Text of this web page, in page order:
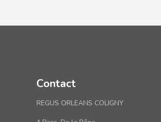
Contact
REGUS ORLEANS COLIGNY